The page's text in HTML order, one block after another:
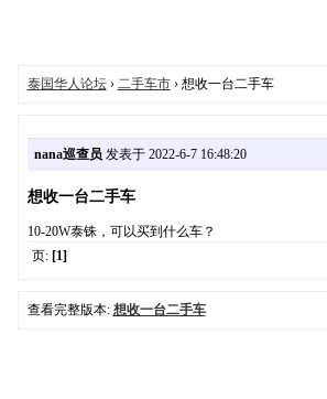
泰国华人论坛› 二手车市› 想收一台二手车
nana巡查员发表于 2022-6-7 16:48:20
想收一台二手车
10-20W泰铢，可以买到什么车？
页: [1]
查看完整版本: 想收一台二手车